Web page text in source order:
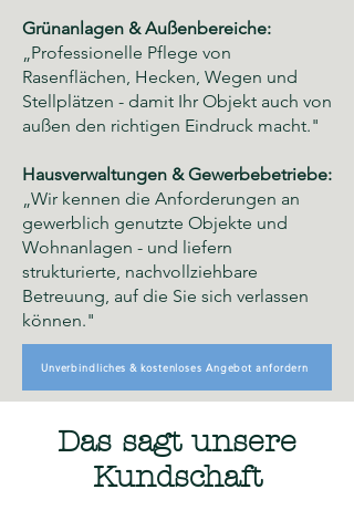
Grünanlagen & Außenbereiche:
„Professionelle Pflege von
Rasenflächen, Hecken, Wegen und
Stellplätzen - damit Ihr Objekt auch von
außen den richtigen Eindruck macht."
Hausverwaltungen & Gewerbebetriebe:
„Wir kennen die Anforderungen an
gewerblich genutzte Objekte und
Wohnanlagen - und liefern
strukturierte, nachvollziehbare
Betreuung, auf die Sie sich verlassen
können."
Unverbindliches & kostenloses Angebot anfordern
Das sagt unsere
Kundschaft